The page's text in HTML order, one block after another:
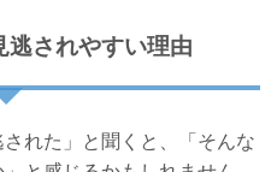
逃されやすい理由
れた」と聞くと、「そんな